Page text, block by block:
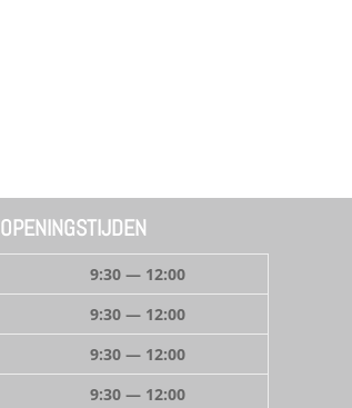
OPENINGSTIJDEN
9:30 — 12:00
9:30 — 12:00
9:30 — 12:00
9:30 — 12:00